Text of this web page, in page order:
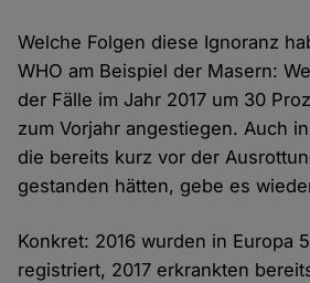
Welche Folgen diese Ignoranz
WHO am Beispiel der Masern:
der Fälle im Jahr 2017 um 30
zum Vorjahr angestiegen. Auch
die bereits kurz vor der
gestanden hätten, gebe es
Konkret: 2016 wurden in Europa
registriert, 2017 erkrankten